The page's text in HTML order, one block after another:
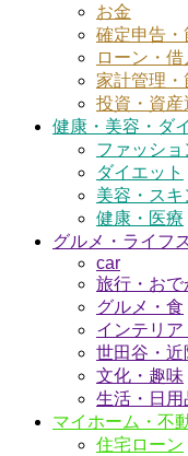
お金
確定申告・
ローン・借
家計管理・
投資・資産
健康・美容・ダ
ファッショ
ダイエット
美容・スキ
健康・医療
グルメ・ライフ
car
旅行・おで
グルメ・食
インテリア
世田谷・近
文化・趣味
生活・日用
マイホーム・不
住宅ローン